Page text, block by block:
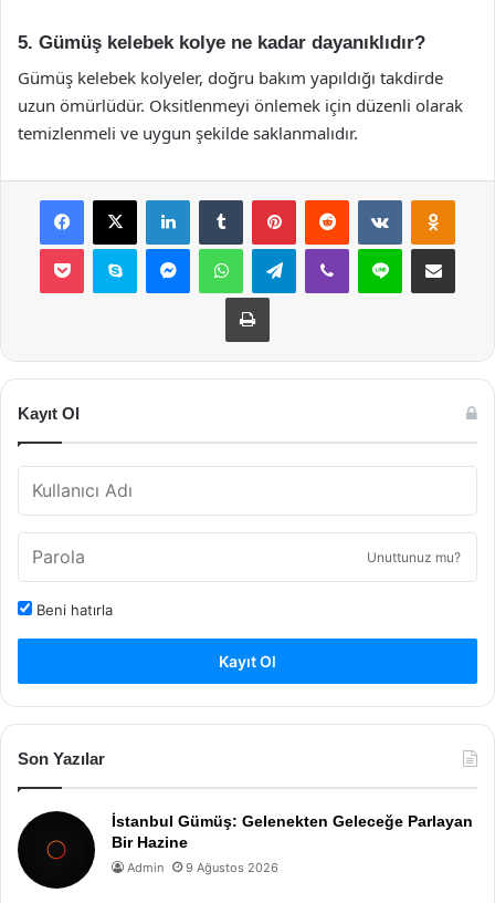
5. Gümüş kelebek kolye ne kadar dayanıklıdır?
Gümüş kelebek kolyeler, doğru bakım yapıldığı takdirde
uzun ömürlüdür. Oksitlenmeyi önlemek için düzenli olarak
temizlenmeli ve uygun şekilde saklanmalıdır.
Facebook
X LinkedInTumblr PinterestReddit VKontakte
Pocket Skype MessengerWhatsAppTelegramViber Line E-Posta ile
Yazdır
Kayıt Ol
Unuttunuz mu?
Beni hatırla
Kayıt Ol
Son Yazılar
İstanbul Gümüş: Gelenekten Geleceğe Parlayan
Bir Hazine
Admin 9 Ağustos 2026